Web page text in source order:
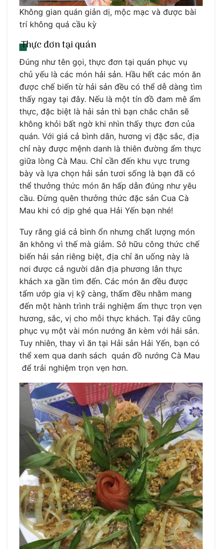
Không gian quán giản dị, mộc mạc và được bài
trí không quá cầu kỳ
Thực đơn tại quán
Đúng như tên gọi, thực đơn tại quán phục vụ
chủ yếu là các món hải sản. Hầu hết các món ăn
được chế biến từ hải sản đều có thể dễ dàng tìm
thấy ngay tại đây. Nếu là một tín đồ đam mê ẩm
thực, đặc biệt là hải sản thì bạn chắc chắn sẽ
không khỏi bất ngờ khi nhìn thấy thực đơn của
quán. Với giá cả bình dân, hương vị đặc sắc, địa
chỉ này được mệnh danh là thiên đường ẩm thực
giữa lòng Cà Mau. Chỉ cần đến khu vực trưng
bày và lựa chọn hải sản tươi sống là bạn đã có
thể thưởng thức món ăn hấp dẫn đúng như yêu
cầu. Đừng quên thưởng thức đặc sản Cua Cà
Mau khi có dịp ghé qua Hải Yến bạn nhé!
Tuy rằng giá cả bình ổn nhưng chất lượng món
ăn không vì thế mà giảm. Sở hữu công thức chế
biến hải sản riêng biệt, địa chỉ ăn uống này là
nơi được cả người dân địa phương lẫn thực
khách xa gần tìm đến. Các món ăn đều được
tẩm ướp gia vị kỹ càng, thấm đều nhằm mang
đến một hành trình trải nghiệm ẩm thực trọn vẹn
hương, sắc, vị cho mỗi thực khách. Tại đây cũng
phục vụ một vài món nướng ăn kèm với hải sản.
Tuy nhiên, thay vì ăn tại Hải sản Hải Yến, bạn có
thể xem qua danh sách quán đồ nướng Cà Mau
để trải nghiệm trọn vẹn hơn.